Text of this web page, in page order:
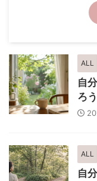
ALL
自
ろう
ALL
自